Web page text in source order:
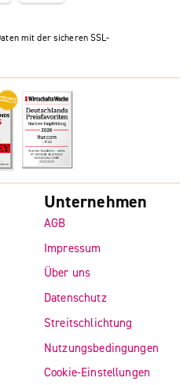
mit der sicheren SSL-
Unternehmen
AGB
Impressum
Über uns
Datenschutz
Streitschlichtung
Nutzungsbedingungen
Cookie-Einstellungen